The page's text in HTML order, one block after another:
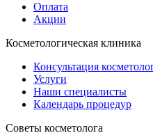
Оплата
Акции
Косметологическая клиника
Консультация
Услуги
Наши специалисты
Календарь процедур
Cоветы косметолога